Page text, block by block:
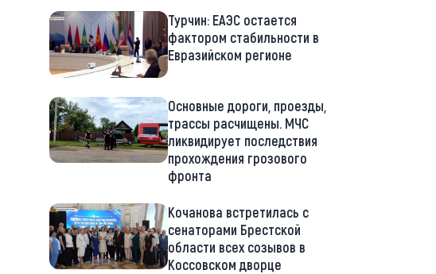
Турчин: ЕАЭС остается
фактором стабильности в
Евразийском регионе
Основные дороги, проезды,
трассы расчищены. МЧС
ликвидирует последствия
прохождения грозового
фронта
Кочанова встретилась с
сенаторами Брестской
области всех созывов в
Коссовском дворце